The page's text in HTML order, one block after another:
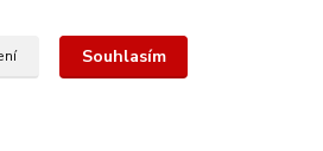
Souhlasím